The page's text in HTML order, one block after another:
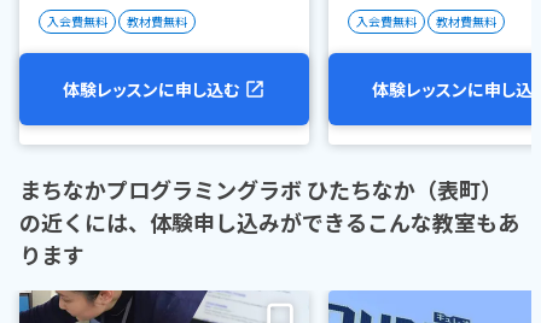
入会費無料 教材費無料
体験レッスンに申し込む
入会費無料 教材費無料
体験レッスンに申し込
まちなかプログラミングラボ ひたちなか（表町）
の近くには、体験申し込みができるこんな教室もあ
ります